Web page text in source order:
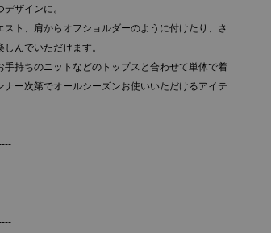
ザインに。
スト、肩からオフショルダーのように付けたり、さ
んでいただけます。
手持ちのニットなどのトップスと合わせて単体で着
ナー次第でオールシーズンお使いいただけるアイテ